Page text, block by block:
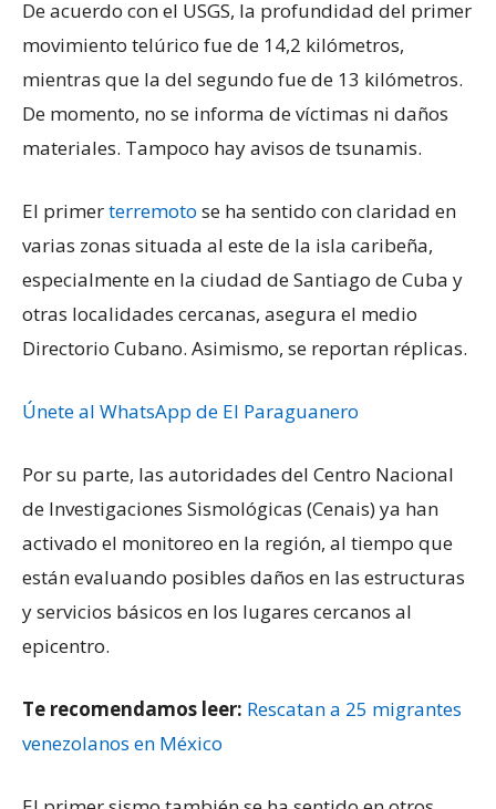
De acuerdo con el USGS, la profundidad del primer
movimiento telúrico fue de 14,2 kilómetros,
mientras que la del segundo fue de 13 kilómetros.
De momento, no se informa de víctimas ni daños
materiales. Tampoco hay avisos de tsunamis.
El primerterremoto se ha sentido con claridad en
varias zonas situada al este de la isla caribeña,
especialmente en la ciudad de Santiago de Cuba y
otras localidades cercanas, asegura el medio
Directorio Cubano. Asimismo, se reportan réplicas.
Únete al WhatsApp de El Paraguanero
Por su parte, las autoridades del Centro Nacional
de Investigaciones Sismológicas (Cenais) ya han
activado el monitoreo en la región, al tiempo que
están evaluando posibles daños en las estructuras
y servicios básicos en los lugares cercanos al
epicentro.
Te recomendamos leer: Rescatan a 25 migrantes
venezolanos en México